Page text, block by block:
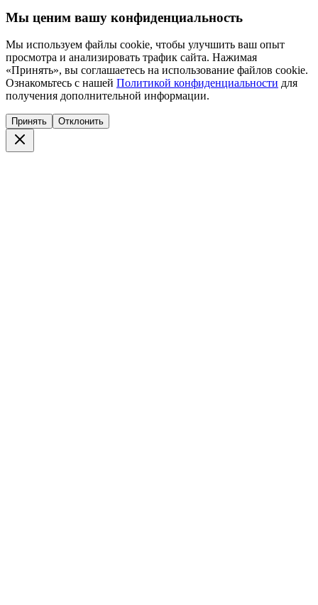
Мы ценим вашу конфиденциальность
Мы используем файлы cookie, чтобы улучшить ваш опыт
просмотра и анализировать трафик сайта. Нажимая
«Принять», вы соглашаетесь на использование файлов cookie.
Ознакомьтесь с нашей Политикой конфиденциальности для
получения дополнительной информации.
Принять Отклонить